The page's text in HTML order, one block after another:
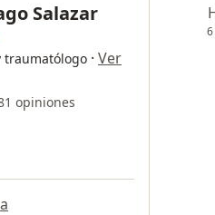
Salazar
traumatólogo · Ver
opiniones